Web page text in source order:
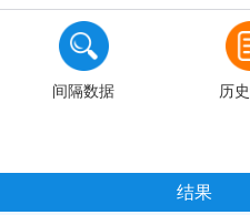
间隔数据 历
结果